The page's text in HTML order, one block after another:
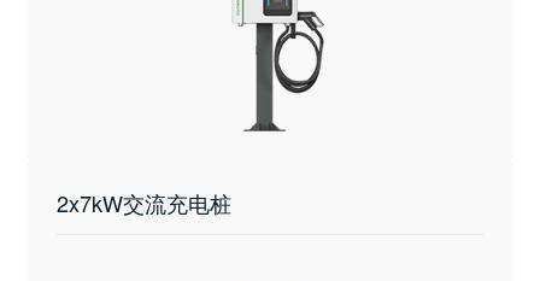
2x7kW交流充电桩